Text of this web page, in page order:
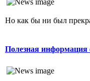
Но как бы ни был
Полезная информация